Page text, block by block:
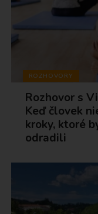
ROZHOVORY
Rozhovor s
Keď človek
kroky, ktoré
odradili